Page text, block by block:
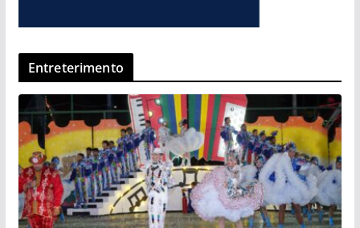
Entreterimento